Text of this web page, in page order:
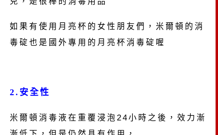
如果有使用月亮杯的女性朋友們，米爾頓的消
毒碇也是國外專用的月亮杯消毒碇喔
2.安全性
米爾頓消毒液在重覆浸泡 24小時之後，效力漸